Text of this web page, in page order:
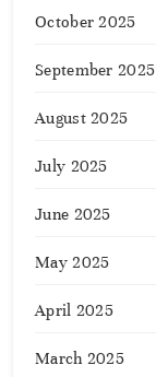
October 2025
September 2025
August 2025
July 2025
June 2025
May 2025
April 2025
March 2025